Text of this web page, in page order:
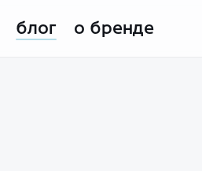
блог о бренде